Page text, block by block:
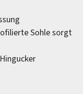
Sohle sorgt